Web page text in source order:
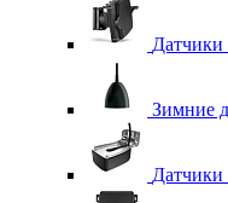
Зимние
Датчики